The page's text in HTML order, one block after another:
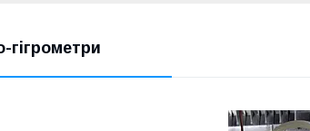
гігрометри